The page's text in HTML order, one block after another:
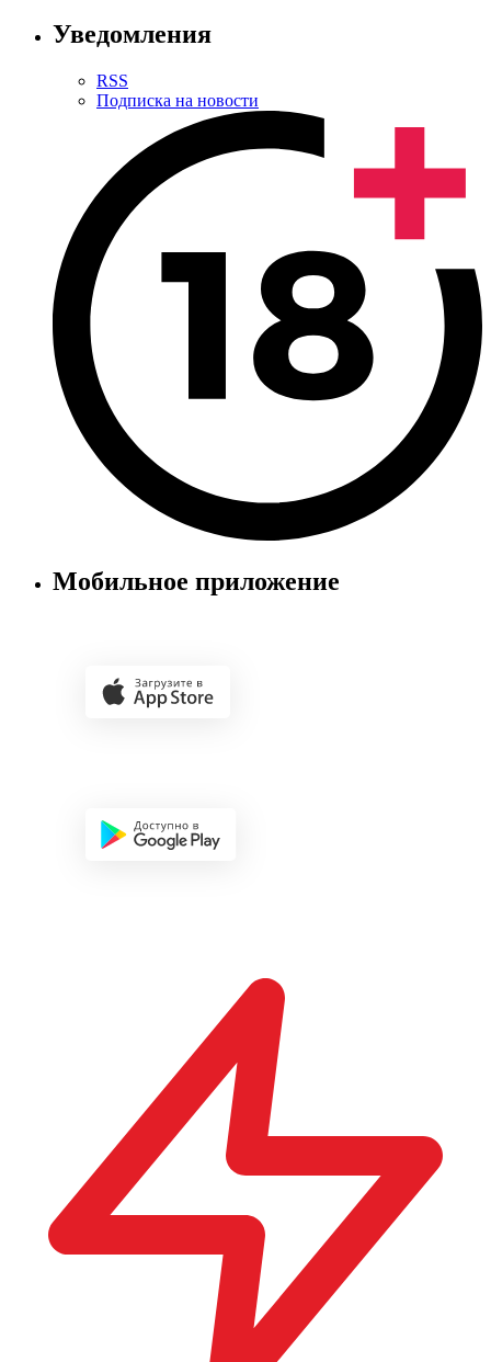
Уведомления
RSS
Подписка на новости
Мобильное приложение